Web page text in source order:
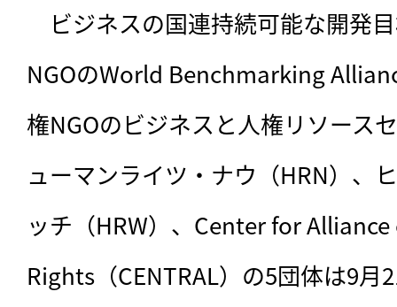
ビジネスの国連持続可能な開発
NGOのWorld Benchmarking
権NGOのビジネスと人権リソース
ューマンライツ・ナウ（HRN）、
ッチ（HRW）、Center for
Rights（CENTRAL）の5団体は9月